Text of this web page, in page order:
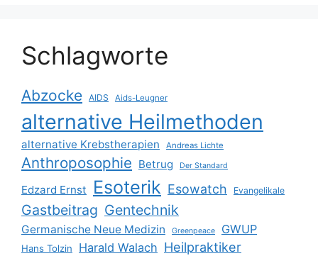
Schlagworte
Abzocke AIDS Aids-Leugner
alternative Heilmethoden
alternative Krebstherapien Andreas Lichte
Anthroposophie Betrug Der Standard
Edzard Ernst Esoterik Esowatch Evangelikale
Gastbeitrag Gentechnik
Germanische Neue Medizin Greenpeace GWUP
Hans Tolzin Harald Walach Heilpraktiker